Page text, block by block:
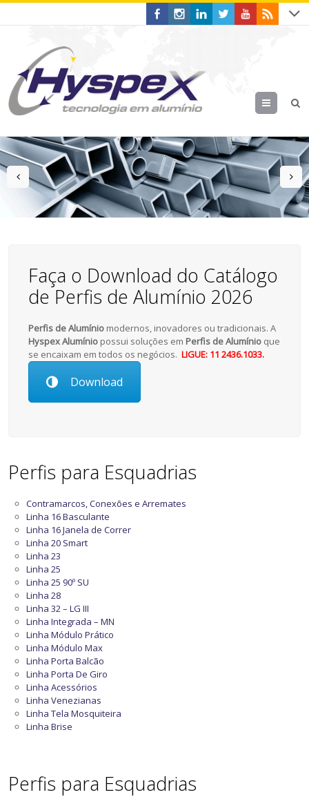
Menu
prev
Faça o Download do Catálogo
de Perfis de Alumínio 2026
Perfis de Alumínio modernos, inovadores ou tradicionais. A
Hyspex Alumínio possui soluções em Perfis de Alumínio que
se encaixam em todos os negócios.LIGUE: 11 2436.1033.
Download
Perfis para Esquadrias
Contramarcos, Conexões e Arremates
Linha 16 Basculante
Linha 16 Janela de Correr
Linha 20 Smart
Linha 23
Linha 25
Linha 25 90º SU
Linha 28
Linha 32 – LG III
Linha Integrada – MN
Linha Módulo Prático
Linha Módulo Max
Linha Porta Balcão
Linha Porta De Giro
Linha Acessórios
Linha Venezianas
Linha Tela Mosquiteira
Linha Brise
Perfis para Esquadrias